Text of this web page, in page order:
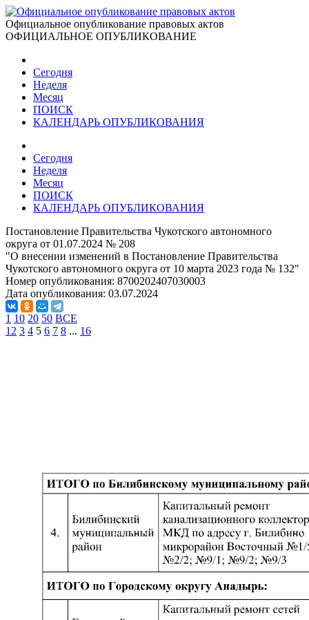
Официальное опубликование правовых актов
ОФИЦИАЛЬНОЕ ОПУБЛИКОВАНИЕ
Сегодня
Неделя
Месяц
ПОИСК
КАЛЕНДАРЬ ОПУБЛИКОВАНИЯ
Сегодня
Неделя
Месяц
ПОИСК
КАЛЕНДАРЬ ОПУБЛИКОВАНИЯ
Постановление Правительства Чукотского автономного
округа от 01.07.2024 № 208
"О внесении изменений в Постановление Правительства
Чукотского автономного округа от 10 марта 2023 года № 132"
Номер опубликования: 8700202407030003
Дата опубликования: 03.07.2024
1 10 20 50 ВСЕ
1 2 3 4 5 6 7 8 ... 16